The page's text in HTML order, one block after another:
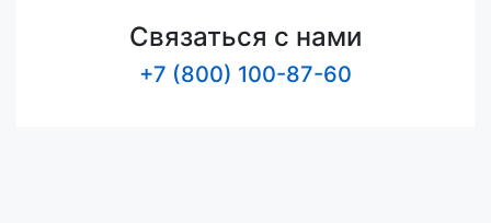
Связаться с нами
+7 (800) 100-87-60